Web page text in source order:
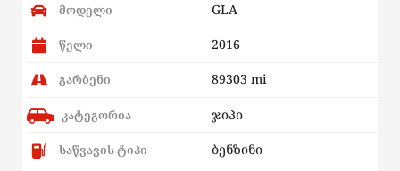
მოდელი GLA
წელი 2016
გარბენი 89303 mi
კატეგორია ჯიპი
საწვავის ტიპი ბენზინი